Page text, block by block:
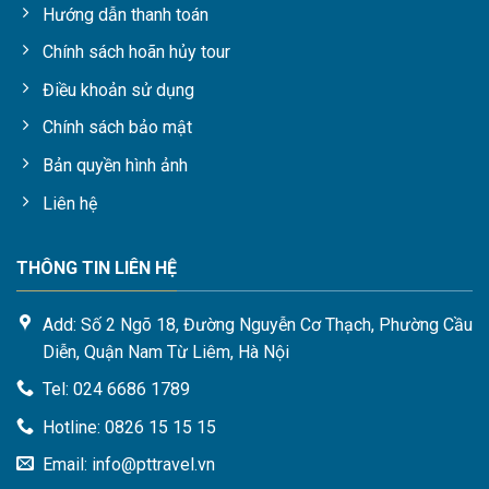
Tại sao nên du lịch Singapore?
Theo tổng hợp mới nhất của tổng cục du lịch Singapore, hơn
50% du khách đến Singapore du lịch đều quay trở lại ít nhất
1 lần sau chuyến du lịch đầu tiên đến đất nước này. Điều này
tốt trong việc phát triển dịch vụ du lịch, đưa đất nước của
mình trở thành một trong những quốc gia phát triển du lịch
hàng đầu.
Hướng dẫn thanh toán
Chính sách hoãn hủy tour
Điều khoản sử dụng
Chính sách bảo mật
Bản quyền hình ảnh
Liên hệ
THÔNG TIN LIÊN HỆ
Add: Số 2 Ngõ 18, Đường Nguyễn Cơ Thạch, Phường Cầu
Diễn, Quận Nam Từ Liêm, Hà Nội
Tel: 024 6686 1789
Hotline: 0826 15 15 15
Email: info@pttravel.vn